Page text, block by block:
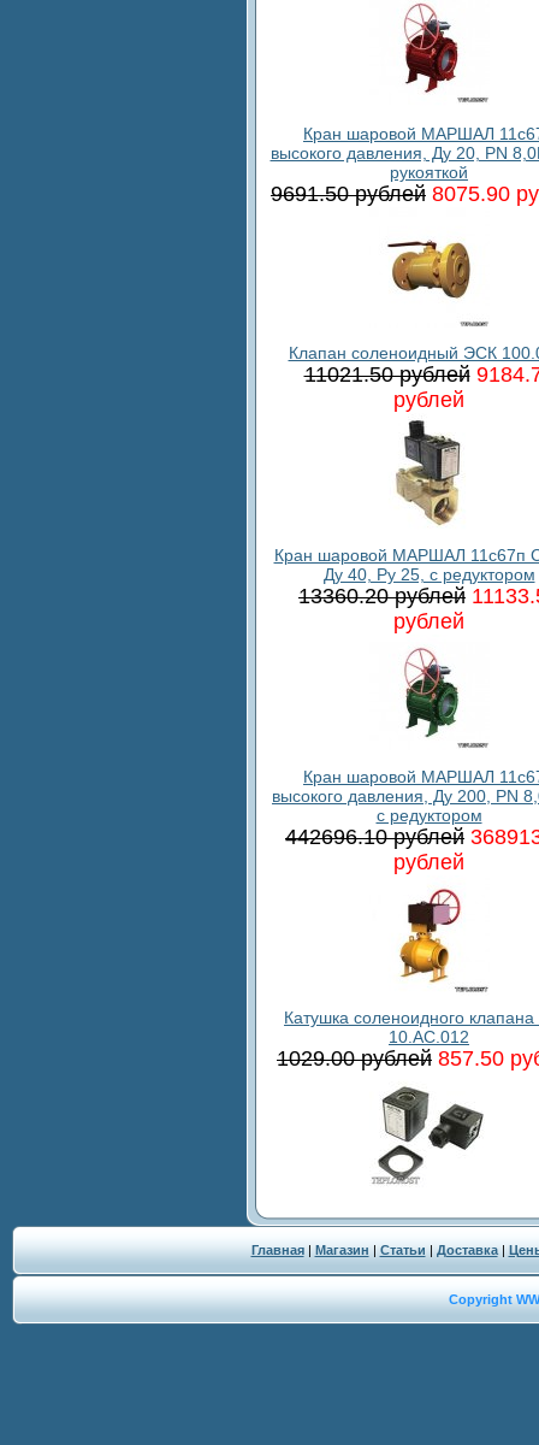
Кран шаровой МАРШАЛ
высокого давления, Ду 20, PN
рукояткой
9691.50 рублей 8075.90
Клапан соленоидный ЭСК
11021.50 рублей
рублей
Кран шаровой МАРШАЛ 11с67п
Ду 40, Ру 25, с редуктором
13360.20 рублей
рублей
Кран шаровой МАРШАЛ
высокого давления, Ду 200, PN
с редуктором
442696.10 рублей
рублей
Катушка соленоидного
10.AC.012
1029.00 рублей 857.50
Главная| Магазин | Статьи | Доставка|
Copyright